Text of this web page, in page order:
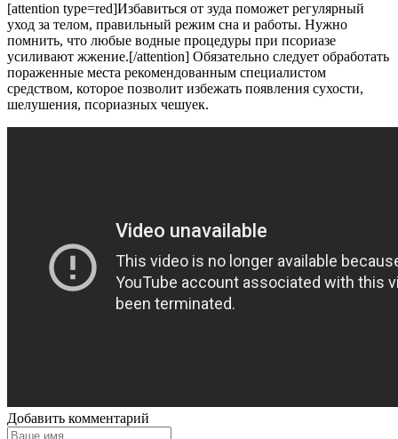
[attention type=red]Избавиться от зуда поможет регулярный
уход за телом, правильный режим сна и работы. Нужно
помнить, что любые водные процедуры при псориазе
усиливают жжение.[/attention] Обязательно следует обработать
пораженные места рекомендованным специалистом
средством, которое позволит избежать появления сухости,
шелушения, псориазных чешуек.
Добавить комментарий